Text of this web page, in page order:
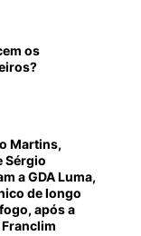
os
Martins,
Sérgio
a GDA Luma,
de longo
após a